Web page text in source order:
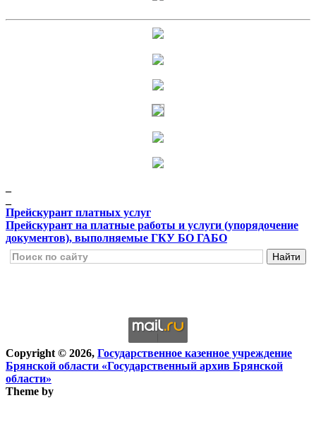
Прейскурант платных услуг
Прейскурант на платные работы и услуги (упорядочение
документов), выполняемые ГКУ БО ГАБО
Copyright © 2026, Государственное казенное учреждение
Брянской области «Государственный архив Брянской
области»
Theme by